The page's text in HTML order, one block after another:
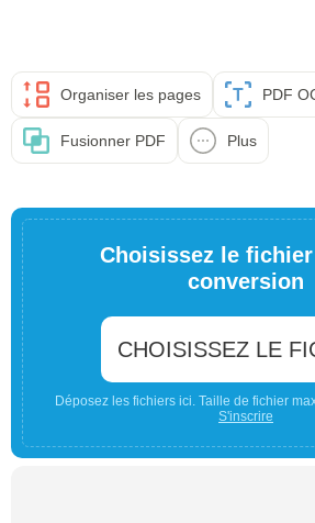
Organiser les pages PDF
Fusionner PDF Plus
Choisissez le
conversion
CHOISISSEZ LE
Déposez les fichiers ici. Taille de fichier
S'inscrire